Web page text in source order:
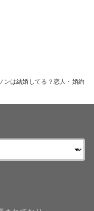
ンは結婚してる？恋人・婚約